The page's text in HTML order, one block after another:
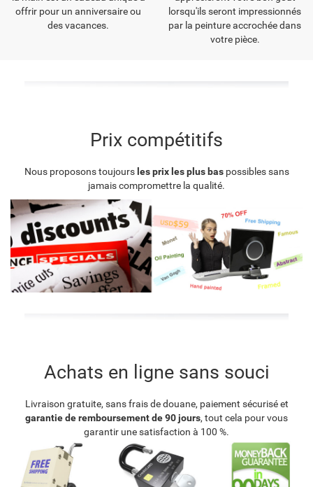
offrir pour un anniversaire ou
des vacances.
lorsqu'ils seront impressionnés
par la peinture accrochée dans
votre pièce.
Prix compétitifs
Nous proposons toujours les prix les plus baspossibles sans
jamais compromettre la qualité.
Achats en ligne sans souci
Livraison gratuite, sans frais de douane, paiement sécurisé et
garantie de remboursement de 90 jours, tout cela pour vous
garantir une satisfaction à 100 %.